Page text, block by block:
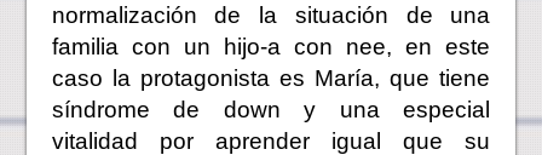
normalización de la situación de una
familia con un hijo-a con nee, en este
caso la protagonista es María, que tiene
síndrome de down y una especial
vitalidad por aprender igual que su